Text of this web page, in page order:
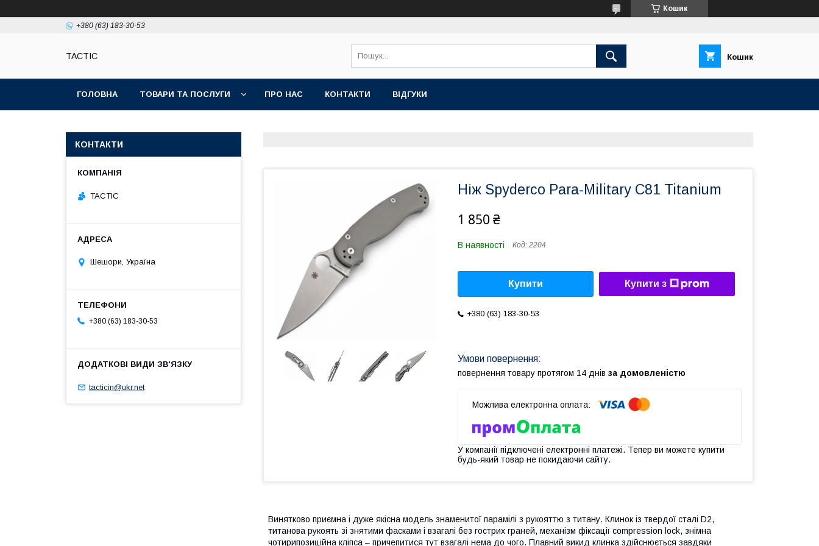
Кошик
+380 (63) 183-30-53
TACTIC Кошик
ГОЛОВНА ТОВАРИ ТА ПОСЛУГИ ПРО НАС КОНТАКТИ ВІДГУКИ
Ніж Spyderco Para-Military C81 Titanium
1 850 ₴
В наявності Код: 2204
Купити Купити з
+380 (63) 183-30-53
повернення товару протягом 14 днів за домовленістю
У компанії підключені електронні платежі. Тепер ви можете купити
будь-який товар не покидаючи сайту.
Винятково приємна і дуже якісна модель знаменитої парамілі з рукояттю з титану. Клинок із твердої сталі D2,
титанова рукоять зі знятими фасками і взагалі без гострих граней, механізм фіксації compression lock, знімна
чотирипозиційна кліпса – причепитися тут взагалі нема до чого. Плавний викид клинка здійснюється завдяки
КОНТАКТИ
TACTIC
Шешори, Україна
+380 (63) 183-30-53
tacticin@ukr.net